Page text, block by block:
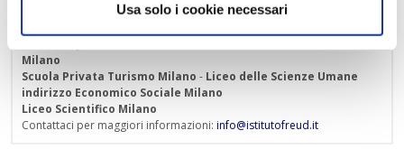
Usa solo i cookie necessari
Via Accademia, 26/29 Milano – Viale Fulvio Testi, 7 Milano – Tel.
Milano
Scuola Privata Turismo Milano - Liceo delle Scienze Umane
indirizzo Economico Sociale Milano
Liceo Scientifico Milano
Contattaci per maggiori informazioni: info@istitutofreud.it